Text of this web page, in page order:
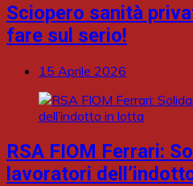
Sciopero sanità
fare sul serio!
15 Aprile 2026
RSA FIOM Ferrari:
lavoratori